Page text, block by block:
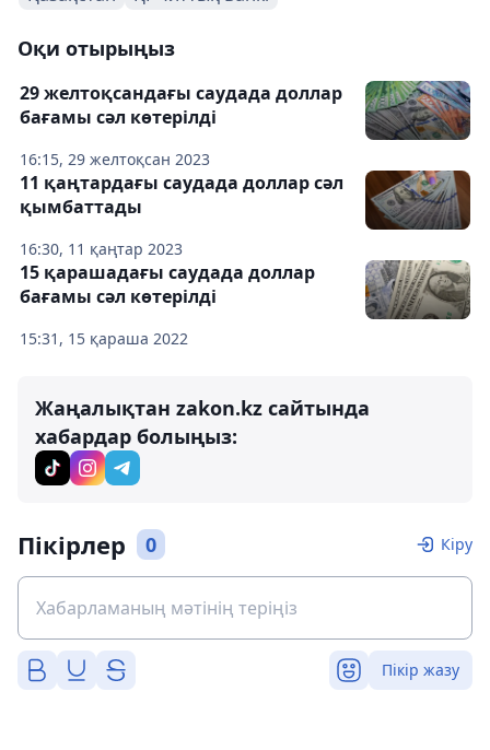
Оқи отырыңыз
16:15, 29 желтоқсан 2023
29 желтоқсандағы саудада доллар
бағамы сәл көтерілді
16:30, 11 қаңтар 2023
11 қаңтардағы саудада доллар сәл
қымбаттады
15:31, 15 қараша 2022
15 қарашадағы саудада доллар
бағамы сәл көтерілді
Жаңалықтан zakon.kz сайтында
хабардар болыңыз:
Пікірлер 0 Кіру
Пікір жазу